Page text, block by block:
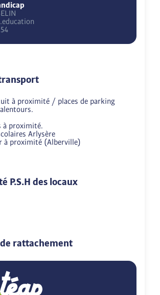
à proximité / places de parking
à proximité.
Arlysère
à proximité (Alberville)
P.S.H des locaux
de rattachement